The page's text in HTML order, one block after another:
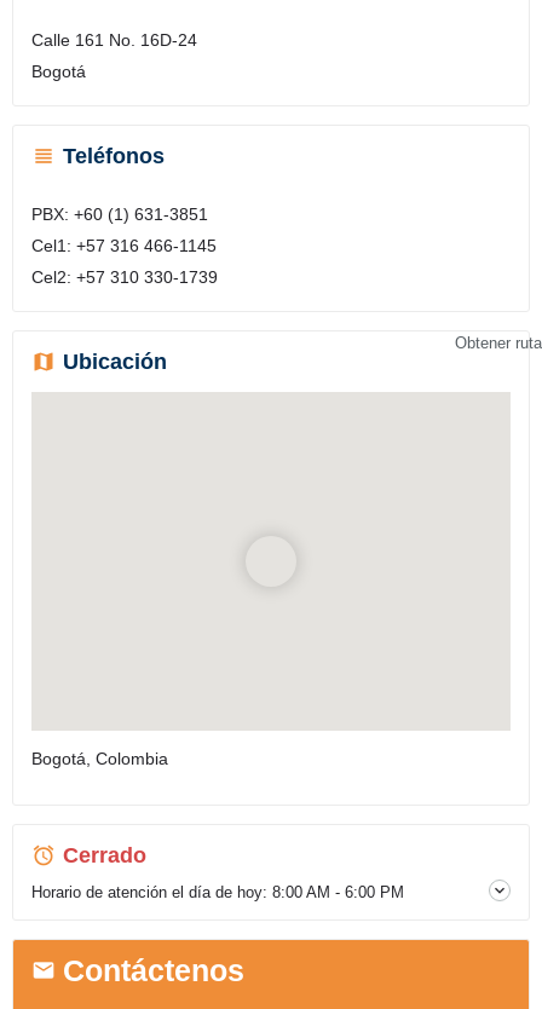
Calle 161 No. 16D-24
Bogotá
Teléfonos
PBX: +60 (1) 631-3851
Cel1: +57 316 466-1145
Cel2: +57 310 330-1739
Ubicación
Bogotá, Colombia
Obtener ruta
Cerrado
Horario de atención el día de hoy: 8:00 AM - 6:00 PM
Contáctenos